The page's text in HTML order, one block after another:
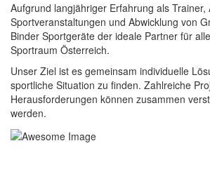
Aufgrund langjähriger Erfahrung als Trainer,
Sportveranstaltungen und Abwicklung von
Binder Sportgeräte der ideale Partner für
Sportraum Österreich.
Unser Ziel ist es gemeinsam individuelle
sportliche Situation zu finden. Zahlreiche
Herausforderungen können zusammen
werden.